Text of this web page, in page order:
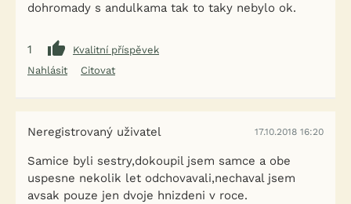
dohromady s andulkama tak to taky nebylo ok.
1
Kvalitní příspěvek
Nahlásit
Citovat
Neregistrovaný uživatel 17.10.2018 16:20
Samice byli sestry,dokoupil jsem samce a obe
uspesne nekolik let odchovavali,nechaval jsem
avsak pouze jen dvoje hnizdeni v roce.